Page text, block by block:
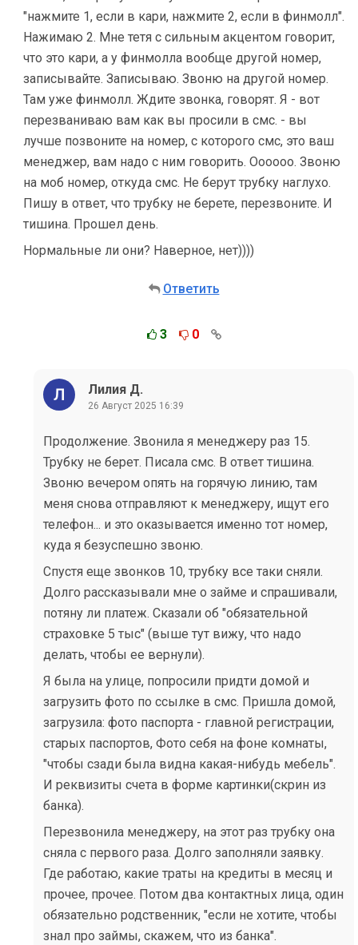
"нажмите 1, если в кари, нажмите 2, если в финмолл".
Нажимаю 2. Мне тетя с сильным акцентом говорит,
что это кари, а у финмолла вообще другой номер,
записывайте. Записываю. Звоню на другой номер.
Там уже финмолл. Ждите звонка, говорят. Я - вот
перезваниваю вам как вы просили в смс. - вы
лучше позвоните на номер, с которого смс, это ваш
менеджер, вам надо с ним говорить. Оооооо. Звоню
на моб номер, откуда смс. Не берут трубку наглухо.
Пишу в ответ, что трубку не берете, перезвоните. И
тишина. Прошел день.
Нормальные ли они? Наверное, нет))))
Ответить
3 0
Лилия Д.
26 Август 2025 16:39
Продолжение. Звонила я менеджеру раз 15.
Трубку не берет. Писала смс. В ответ тишина.
Звоню вечером опять на горячую линию, там
меня снова отправляют к менеджеру, ищут его
телефон... и это оказывается именно тот номер,
куда я безуспешно звоню.
Спустя еще звонков 10, трубку все таки сняли.
Долго рассказывали мне о займе и спрашивали,
потяну ли платеж. Сказали об "обязательной
страховке 5 тыс" (выше тут вижу, что надо
делать, чтобы ее вернули).
Я была на улице, попросили придти домой и
загрузить фото по ссылке в смс. Пришла домой,
загрузила: фото паспорта - главной регистрации,
старых паспортов, Фото себя на фоне комнаты,
"чтобы сзади была видна какая-нибудь мебель".
И реквизиты счета в форме картинки(скрин из
банка).
Перезвонила менеджеру, на этот раз трубку она
сняла с первого раза. Долго заполняли заявку.
Где работаю, какие траты на кредиты в месяц и
прочее, прочее. Потом два контактных лица, один
обязательно родственник, "если не хотите, чтобы
знал про займы, скажем, что из банка".